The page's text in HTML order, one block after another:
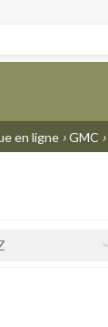
en ligne ›GMC ›